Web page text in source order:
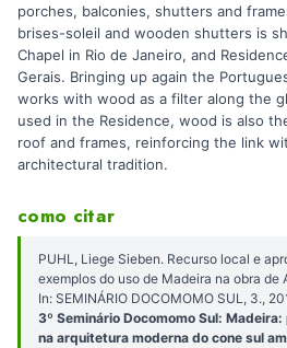
porches, balconies, shutters and
brises-soleil and wooden shutters is
Chapel in Rio de Janeiro, and
Gerais. Bringing up again the
works with wood as a filter along the
used in the Residence, wood is also
roof and frames, reinforcing the link
architectural tradition.
como citar
PUHL, Liege Sieben. Recurso local e
exemplos do uso de Madeira na obra de
In: SEMINÁRIO DOCOMOMO SUL, 3.,
3º Seminário Docomomo Sul:
na arquitetura moderna do cone sul